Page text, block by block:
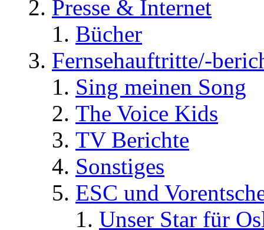
Presse & Internet
Bücher
Fernsehauftritte/-
Sing meinen Song
The Voice Kids
TV Berichte
Sonstiges
ESC und
Unser Star für